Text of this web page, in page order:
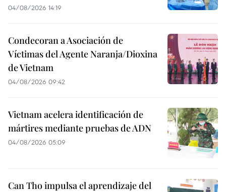
04/08/2026 14:19
Condecoran a Asociación de
Víctimas del Agente Naranja/Dioxina
de Vietnam
04/08/2026 09:42
Vietnam acelera identificación de
mártires mediante pruebas de ADN
04/08/2026 05:09
Can Tho impulsa el aprendizaje del